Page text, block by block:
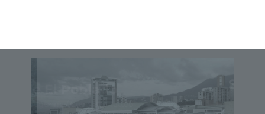
Sede C.C. Santafé
Droguería